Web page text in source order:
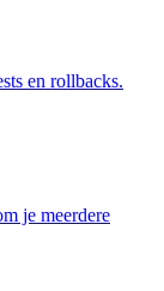
en rollbacks.
je meerdere